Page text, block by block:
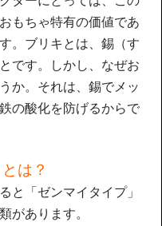
もちゃ特有の価値であ
。ブリキとは、錫（す
です。しかし、なぜお
か。それは、錫でメッ
の酸化を防げるからで
は？
と「ゼンマイタイプ」
があります。